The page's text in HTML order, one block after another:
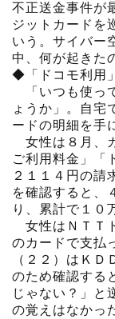
不正送金事件が
ジットカードを
いう。サイバー
中、何が起きた
◆「ドコモ利用
「いつも使っ
ょうか」。自宅
ードの明細を手
女性は８月、
ご利用料金」「
２１１４円の請
を確認すると、
り、累計で１０
女性はＮＴＴ
のカードで支払
（２２）はＫ
のため確認する
じゃない？」と
の覚えはなかっ